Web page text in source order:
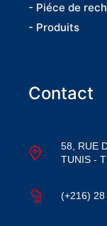
- Piéce de
- Produits
Contact
58, RUE
TUNIS -
(+216)